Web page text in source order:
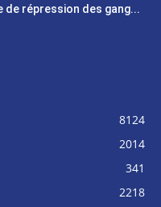
de répression des gang...
8124
2014
341
2218